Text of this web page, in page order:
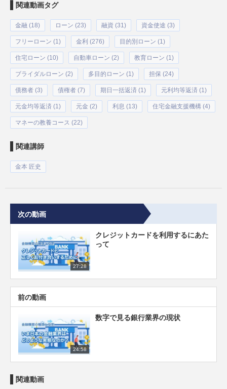
関連動画タグ
金融 (18) ローン (23) 融資 (31) 資金使途 (3)
フリーローン (1) 金利 (276) 目的別ローン (1)
住宅ローン (10) 自動車ローン (2) 教育ローン (1)
ブライダルローン (2) 多目的ローン (1) 担保 (24)
債務者 (3) 債権者 (7) 期日一括返済 (1) 元利均等返済 (1)
元金均等返済 (1) 元金 (2) 利息 (13) 住宅金融支援機構 (4)
マネーの教養コース (22)
関連講師
金本 匠史
次の動画
27:28
クレジットカードを利用するにあた
って
前の動画
24:58
数字で見る銀行業界の現状
関連動画